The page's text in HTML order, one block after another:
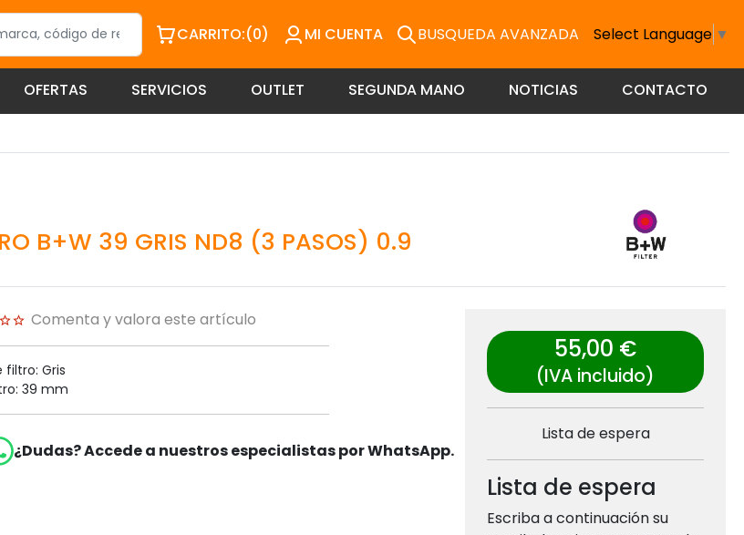
CARRITO:(0) MI CUENTA BUSQUEDA AVANZADA Select Language ▼
OFERTAS SERVICIOS OUTLET SEGUNDA MANO NOTICIAS CONTACTO
B+W 39 GRIS ND8 (3 PASOS) 0.9
Comenta y valora este artículo
filtro: Gris
39 mm
¿Dudas? Accede a nuestros especialistas por WhatsApp.
55,00 €
(IVA incluido)
Lista de espera
Lista de espera
Escriba a continuación su